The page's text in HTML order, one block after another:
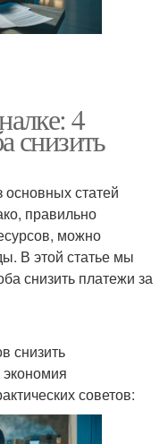
4
снизить
статей
правильно
можно
В этой статье мы
снизить платежи за
снизить
советов: